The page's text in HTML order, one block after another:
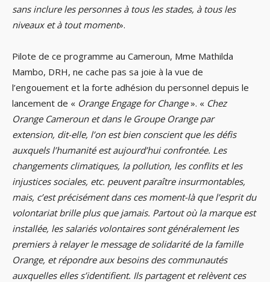
sans inclure les personnes à tous les stades, à tous les
niveaux et à tout moment».
Pilote de ce programme au Cameroun, Mme Mathilda
Mambo, DRH, ne cache pas sa joie à la vue de
l’engouement et la forte adhésion du personnel depuis le
lancement de « Orange Engage for Change». « Chez
Orange Cameroun et dans le Groupe Orange par
extension, dit-elle, l’on est bien conscient que les défis
auxquels l’humanité est aujourd’hui confrontée. Les
changements climatiques, la pollution, les conflits et les
injustices sociales, etc. peuvent paraître insurmontables,
mais, c’est précisément dans ces moment-là que l’esprit du
volontariat brille plus que jamais. Partout où la marque est
installée, les salariés volontaires sont généralement les
premiers à relayer le message de solidarité de la famille
Orange, et répondre aux besoins des communautés
auxquelles elles s’identifient. Ils partagent et relèvent ces